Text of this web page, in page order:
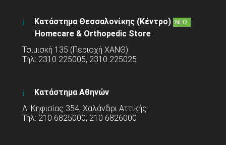
Κατάστημα Θεσσαλονίκης (Κέντρο) ΝΕΟ
Homecare & Orthopedic Store
Τσιμισκή 135 (Περιοχή ΧΑΝΘ)
Τηλ: 2310 225005, 2310 225025
Κατάστημα Αθηνών
Λ. Κηφισίας 354, Χαλάνδρι Αττικής
Τηλ: 210 6825000, 210 6826000